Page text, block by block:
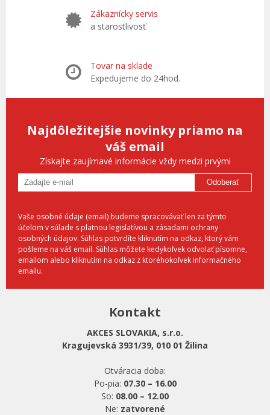
Zákaznícky servis
a starostlivosť
Tovar na sklade
Expedujeme do 24hod.
Najdôležitejšie novinky priamo na
váš email
Získajte zaujímavé informácie vždy medzi prvými
Odoberať
Vaše osobné údaje (email) budeme spracovávať len za týmto
účelom v súlade s platnou legislatívou a zásadami ochrany
osobných údajov. Súhlas potvrdíte kliknutím na odkaz, ktorý vám
pošleme na váš email. Súhlas môžete kedykoľvek odvolať písomne,
emailom alebo kliknutím na odkaz z ktoréhokoľvek informačného
emailu.
Kontakt
AKCES SLOVAKIA, s.r.o.
Kragujevská 3931/39, 010 01 Žilina
Otváracia doba:
Po-pia: 07.30 – 16.00
So: 08.00 – 12.00
Ne: zatvorené